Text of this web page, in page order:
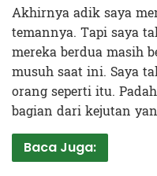
Akhirnya adik saya
temannya. Tapi saya
mereka berdua masih
musuh saat ini. Saya
orang seperti itu.
bagian dari kejutan
Baca Juga: